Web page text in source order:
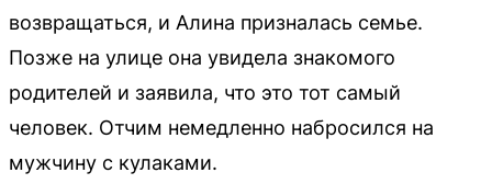
возвращаться, и Алина призналась семье.
Позже на улице она увидела знакомого
родителей и заявила, что это тот самый
человек. Отчим немедленно набросился на
мужчину с кулаками.